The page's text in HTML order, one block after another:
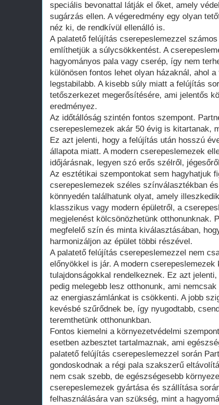
speciális bevonattal látják el őket, amely
sugárzás ellen. A végeredmény egy olyan
néz ki, de rendkívül ellenálló is.
A palatető felújítás cserepeslemezzel
említhetjük a súlycsökkentést. A
hagyományos pala vagy cserép, így nem
különösen fontos lehet olyan házaknál, ahol
legstabilabb. A kisebb súly miatt a felújítás
tetőszerkezet megerősítésére, ami jelentős
eredményez.
Az időtállóság szintén fontos szempont.
cserepeslemezek akár 50 évig is kitartanak,
Ez azt jelenti, hogy a felújítás után hosszú
állapota miatt. A modern cserepeslemezek
időjárásnak, legyen szó erős szélről,
Az esztétikai szempontokat sem hagyhatjuk
cserepeslemezek széles színválasztékban
könnyedén találhatunk olyat, amely
klasszikus vagy modern épületről, a
megjelenést kölcsönözhetünk otthonunknak.
megfelelő szín és minta kiválasztásában,
harmonizáljon az épület többi részével.
A palatető felújítás cserepeslemezzel nem
előnyökkel is jár. A modern
tulajdonságokkal rendelkeznek. Ez azt
pedig melegebb lesz otthonunk, ami
az energiaszámlánkat is csökkenti. A jobb
kevésbé szűrődnek be, így nyugodtabb,
teremthetünk otthonunkban.
Fontos kiemelni a környezetvédelmi
esetben azbesztet tartalmaznak, ami
palatető felújítás cserepeslemezzel során
gondoskodnak a régi pala szakszerű
nem csak szebb, de egészségesebb
cserepeslemezek gyártása és szállítása
felhasználására van szükség, mint a